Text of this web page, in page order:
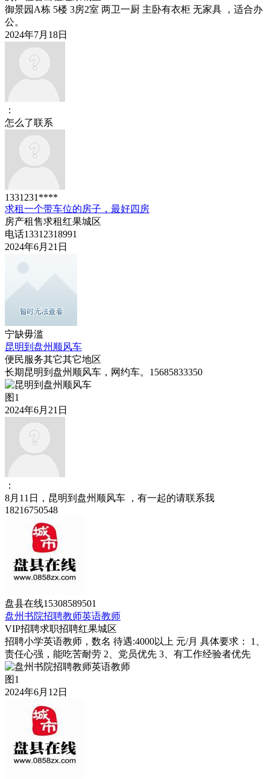
御景园A栋 5楼 3房2室 两卫一厨 主卧有衣柜 无家具 ，适合办
公。
2024年7月18日
：
怎么了联系
1331231****
求租一个带车位的房子，最好四房
房产租售求租红果城区
电话13312318991
2024年6月21日
宁缺毋滥
昆明到盘州顺风车
便民服务其它其它地区
长期昆明到盘州顺风车，网约车。15685833350
图1
2024年6月21日
：
8月11日，昆明到盘州顺风车 ，有一起的请联系我
18216750548
盘县在线15308589501
盘州书院招聘教师英语教师
VIP招聘求职招聘红果城区
招聘小学英语教师，数名 待遇:4000以上 元/月 具体要求： 1、
责任心强，能吃苦耐劳 2、党员优先 3、有工作经验者优先
图1
2024年6月12日